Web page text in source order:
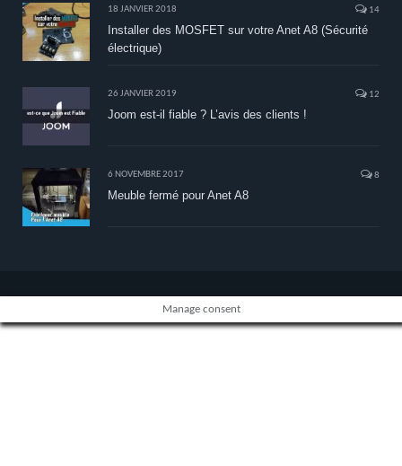
18 JANVIER 2018 14
Installer des MOSFET sur votre Anet A8 (Sécurité
électrique)
26 JANVIER 2019 12
Joom est-il fiable ? L’avis des clients !
6 NOVEMBRE 2017 8
Meuble fermé pour Anet A8
Manage consent